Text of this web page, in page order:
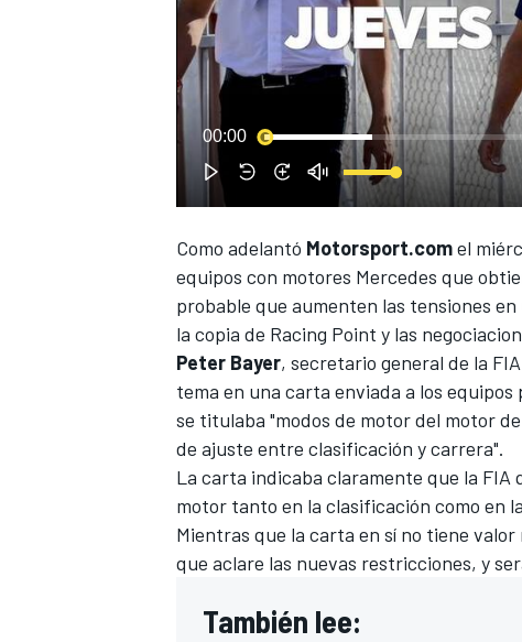
FÓRMULA E
00:00
Como adelantó Motorsport.comel
equipos con motores Mercedes que
probable que aumenten las tensiones
la copia de Racing Point y las
Peter Bayer, secretario general de la
tema en una carta enviada a los
se titulaba "modos de motor del motor
de ajuste entre clasificación y carrera".
La carta indicaba claramente que la FIA
motor tanto en la clasificación como en
Mientras que la carta en sí no tiene
que aclare las nuevas restricciones, y
También lee: